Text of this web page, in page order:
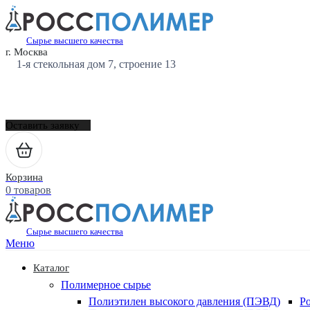
Сырье высшего качества
г. Москва
1-я стекольная дом 7, строение 13
Оставить заявку
Корзина
0 товаров
Сырье высшего качества
Меню
Каталог
Полимерное сырье
Полиэтилен высокого давления (ПЭВД)